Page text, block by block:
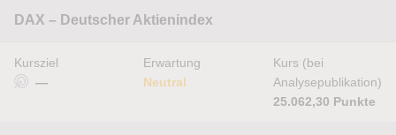
DAX – Deutscher Aktienindex
Kursziel
—
Erwartung
Neutral
Kurs (bei
Analysepublikation)
25.062,30 Punkte